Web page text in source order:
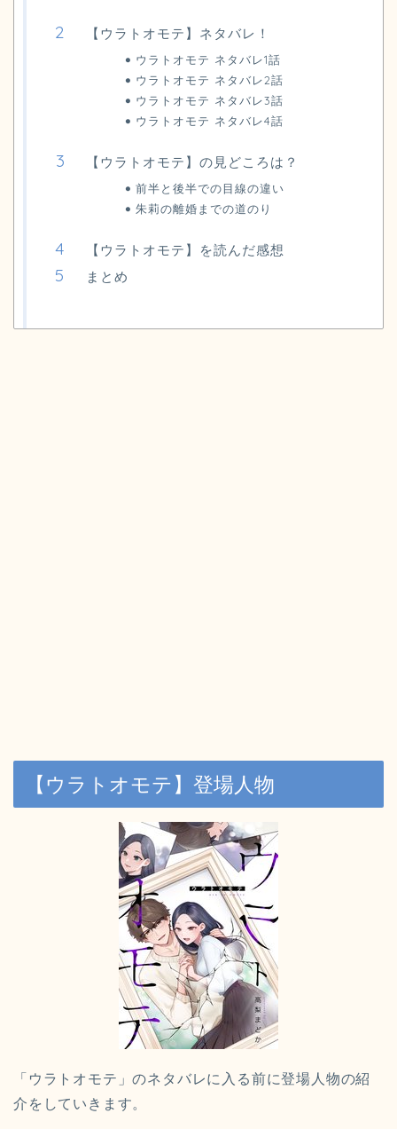
【ウラトオモテ】ネタバレ！
ウラトオモテ ネタバレ1話
ウラトオモテ ネタバレ2話
ウラトオモテ ネタバレ3話
ウラトオモテ ネタバレ4話
【ウラトオモテ】の見どころは？
前半と後半での目線の違い
朱莉の離婚までの道のり
【ウラトオモテ】を読んだ感想
まとめ
【ウラトオモテ】登場人物
「ウラトオモテ」のネタバレに入る前に登場人物の紹
介をしていきます。